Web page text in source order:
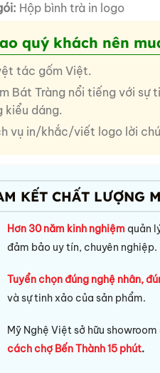
Hộp bình trà in logo
quý khách nên
tác gốm Việt.
Bát Tràng nổi tiếng với sự
kiểu dáng.
vụ in/khắc/viết logo lời
KẾT CHẤT LƯỢNG
Hơn 30 năm kinh nghiệm quản
đảm bảo uy tín, chuyên nghiệp.
Tuyển chọn đúng nghệ nhân,
và sự tinh xảo của sản phẩm.
Mỹ Nghệ Việt sở hữu showroom
cách chợ Bến Thành 15 phút.